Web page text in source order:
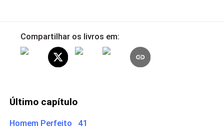
Compartilhar os livros em:
Último capítulo
Homem Perfeito 41